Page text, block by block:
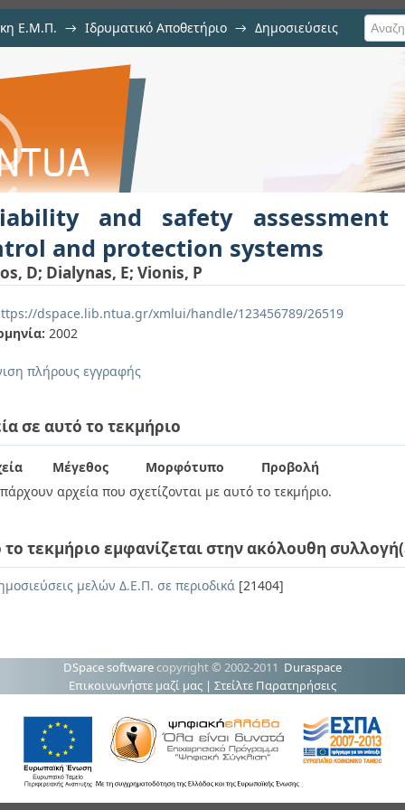
Ε.Μ.Π. → Ιδρυματικό Αποθετήριο → Δημοσιεύσεις
assessment of wind turbines
and safety
and protection systems
D; Dialynas, E; Vionis, P
dspace.lib.ntua.gr/xmlui/handle/123456789/26519
2002
πλήρους εγγραφής
σε αυτό το τεκμήριο
Μέγεθος Μορφότυπο
Προβολή
αρχεία που σχετίζονται με αυτό το τεκμήριο.
το τεκμήριο εμφανίζεται στην ακόλουθη
μελών Δ.Ε.Π. σε περιοδικά [21404]
DSpace software copyright © 2002-2011 Duraspace
Επικοινωνήστε μαζί μας | Στείλτε Παρατηρήσεις